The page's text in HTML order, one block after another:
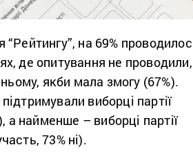
на 69%
де опитування не проводили,
якби мала змогу (67%).
виборці партії
а найменше – виборці партії
73% ні).